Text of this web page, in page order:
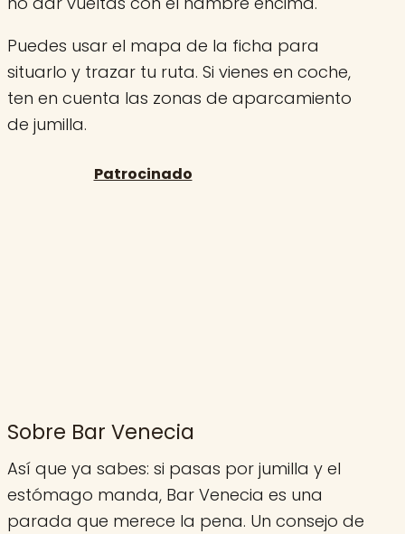
Puedes usar el mapa de la ficha para
situarlo y trazar tu ruta. Si vienes en coche,
ten en cuenta las zonas de aparcamiento
de jumilla.
Sobre Bar Venecia
Así que ya sabes: si pasas por jumilla y el
estómago manda, Bar Venecia es una
parada que merece la pena. Un consejo de